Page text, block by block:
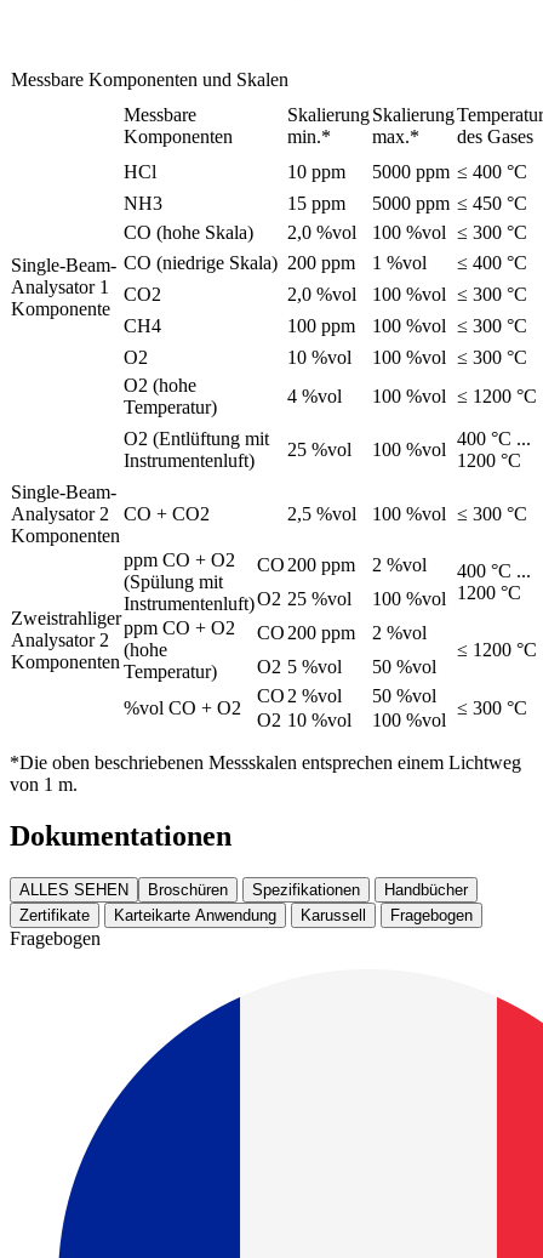
Messbare Komponenten und Skalen
Single-Beam-
Analysator 1
Komponente
Messbare
Komponenten
Skalierung
min.*
Skalierung
max.*
Temperatur
des Gases
HCl
10 ppm 5000 ppm ≤ 400 °C
NH3
15 ppm 5000 ppm ≤ 450 °C
CO (hohe Skala)
2,0 %vol 100 %vol ≤ 300 °C
CO (niedrige Skala) 200 ppm 1 %vol
≤ 400 °C
CO2
2,0 %vol 100 %vol ≤ 300 °C
CH4
100 ppm 100 %vol ≤ 300 °C
O2
10 %vol 100 %vol ≤ 300 °C
O2 (hohe
Temperatur)
4 %vol 100 %vol ≤ 1200 °C
O2 (Entlüftung mit
Instrumentenluft)
25 %vol 100 %vol
400 °C ...
1200 °C
Single-Beam-
Analysator 2
Komponenten
CO + CO2 2,5 %vol 100 %vol ≤ 300 °C
Zweistrahliger
Analysator 2
Komponenten
ppm CO + O2
(Spülung mit
Instrumentenluft)
CO 200 ppm 2 %vol
400 °C ...
1200 °C
O2 25 %vol
100 %vol
ppm CO + O2
(hohe
Temperatur)
CO 200 ppm
2 %vol
≤ 1200 °C
O2 5 %vol
50 %vol
%vol CO + O2
CO 2 %vol 50 %vol
≤ 300 °C
O2 10 %vol 100 %vol
*Die oben beschriebenen Messskalen entsprechen einem Lichtweg
von 1 m.
Dokumentationen
ALLES SEHEN Broschüren Spezifikationen
Handbücher
Zertifikate
Karteikarte Anwendung Karussell Fragebogen
Fragebogen